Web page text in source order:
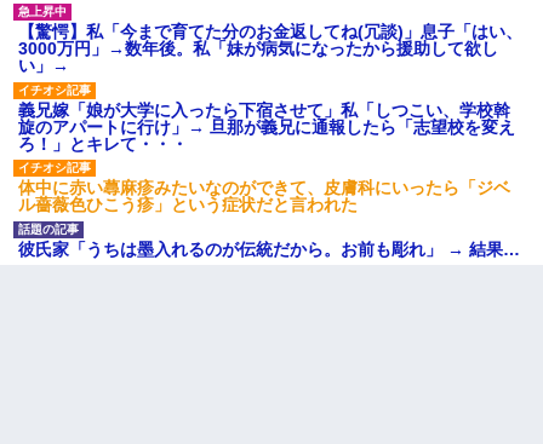
【驚愕】私「今まで育てた分のお金返してね(冗談)」息子「はい、
3000万円」→数年後。私「妹が病気になったから援助して欲し
い」→
義兄嫁「娘が大学に入ったら下宿させて」私「しつこい、学校斡
旋のアパートに行け」→ 旦那が義兄に通報したら「志望校を変え
ろ！」とキレて・・・
体中に赤い蕁麻疹みたいなのができて、皮膚科にいったら「ジベ
ル薔薇色ひこう疹」という症状だと言われた
彼氏家「うちは墨入れるのが伝統だから。お前も彫れ」 → 結果…